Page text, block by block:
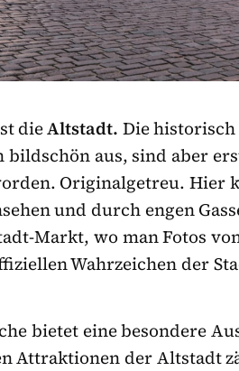
dieAltstadt. Die
bildschön aus, sind aber
Originalgetreu. Hier
und durch engen
Markt, wo man Fotos
Wahrzeichen der
bietet eine besondere
Attraktionen der Altstadt